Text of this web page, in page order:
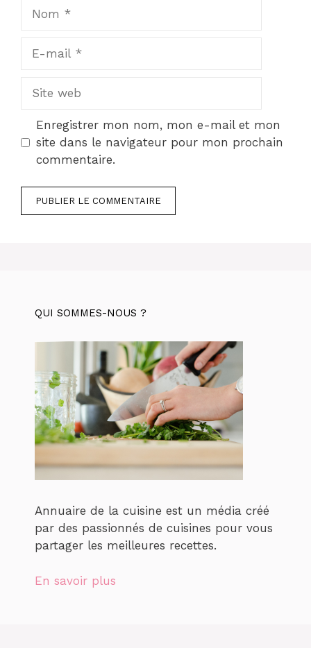
Site
Enregistrer mon nom, mon e-mail et mon
site dans le navigateur pour mon prochain
commentaire.
QUI SOMMES-NOUS ?
Annuaire de la cuisine est un média créé
par des passionnés de cuisines pour vous
partager les meilleures recettes.
En savoir plus